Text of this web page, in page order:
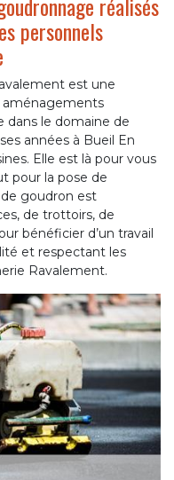
réalisés
personnels
est une
aménagements
le domaine de
années à Bueil En
Elle est là pour vous
pour la pose de
goudron est
de trottoirs, de
bénéficier d’un travail
et respectant les
Ravalement.